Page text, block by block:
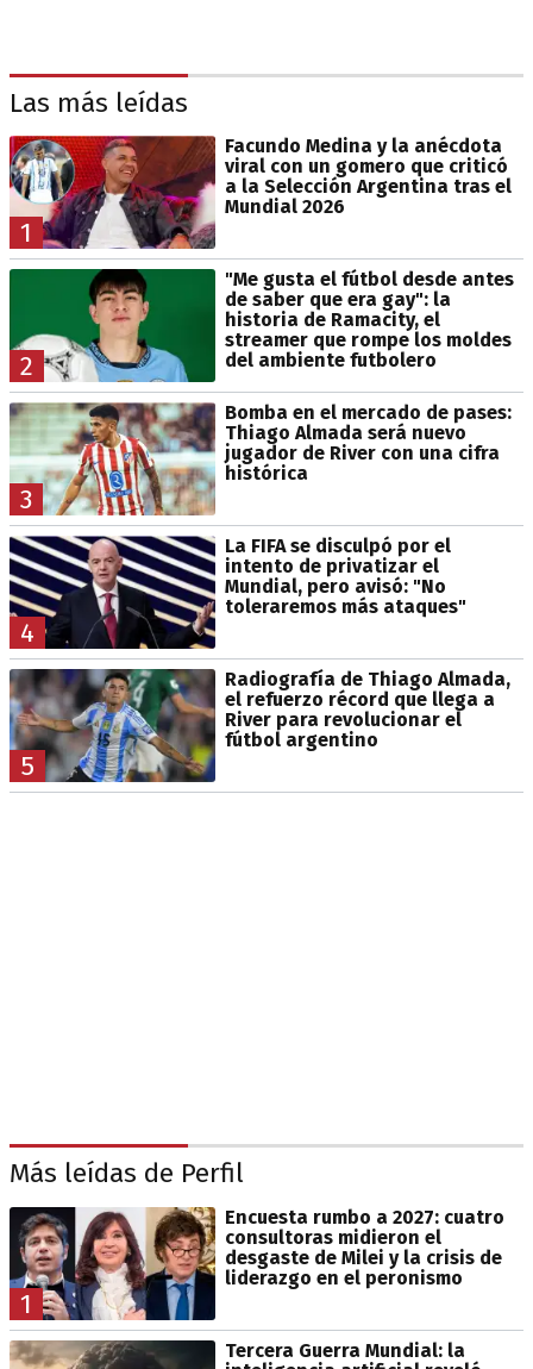
Las más leídas
1
Facundo Medina y la anécdota
viral con un gomero que criticó
a la Selección Argentina tras el
Mundial 2026
2
"Me gusta el fútbol desde antes
de saber que era gay": la
historia de Ramacity, el
streamer que rompe los moldes
del ambiente futbolero
3
Bomba en el mercado de pases:
Thiago Almada será nuevo
jugador de River con una cifra
histórica
4
La FIFA se disculpó por el
intento de privatizar el
Mundial, pero avisó: "No
toleraremos más ataques"
5
Radiografía de Thiago Almada,
el refuerzo récord que llega a
River para revolucionar el
fútbol argentino
Más leídas de Perfil
1
Encuesta rumbo a 2027: cuatro
consultoras midieron el
desgaste de Milei y la crisis de
liderazgo en el peronismo
Tercera Guerra Mundial: la